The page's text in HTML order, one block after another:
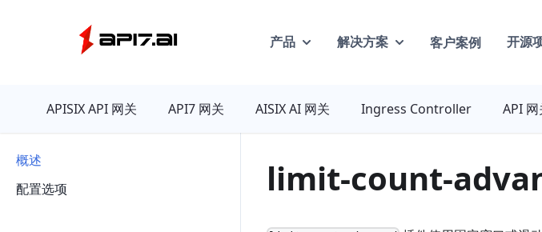
产品 解决方案 客户案例 开源
APISIX API 网关 API7 网关 AISIX AI 网关 Ingress Controller API
概述
配置选项
limit-count-